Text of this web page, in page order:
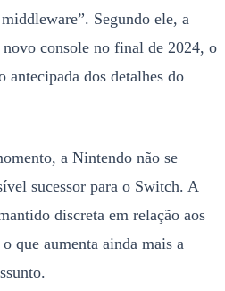
Segundo ele, a
console no final de 2024, o
antecipada dos detalhes do
a Nintendo não se
sucessor para o Switch. A
discreta em relação aos
que aumenta ainda mais a